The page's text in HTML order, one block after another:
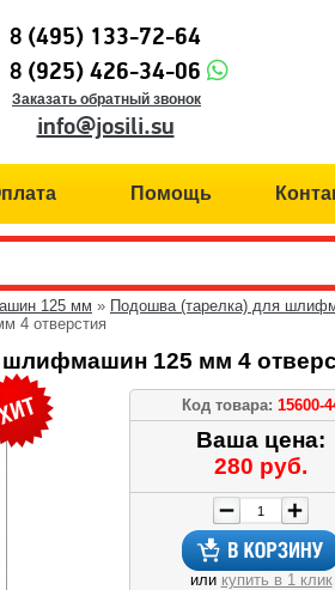
8 (495) 133-72-64
8 (925) 426-34-06
Заказать обратный звонок
info@josili.su
Помощь
125 мм » Подошва (тарелка) для
4 отверстия
125 мм 4
Код товара: 15600-
Ваша цена:
280 руб.
или купить в 1 клик